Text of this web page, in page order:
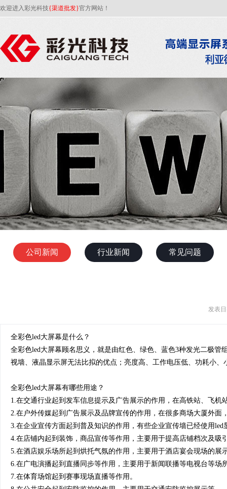
欢迎进入彩光科技{渠道批发}官方网站！
公司新闻 行业新闻 常见问题
发表
全彩色led大屏幕是什么？
全彩色led大屏幕顾名思义，就是由红色、绿色、蓝色3种发光二极
视墙、液晶显示屏无法比拟的优点；亮度高、工作电压低、功耗小
全彩色led大屏幕有哪些用途？
1.在交通行业起到发车信息提示及广告展示的作用，在高铁站、飞
2.在户外传媒起到广告展示及品牌宣传的作用，在很多商场大厦外
3.在企业宣传方面起到普及知识的作用，有些企业宣传墙已经使用
4.在店铺内起到装饰，商品宣传等作用，主要用于提高店铺档次及吸
5.在酒店娱乐场所起到烘托气氛的作用，主要用于酒店宴会现场的展
6.在广电演播起到直播同步等作用，主要用于新闻联播等电视台等场
7.在体育场馆起到赛事现场直播等作用。